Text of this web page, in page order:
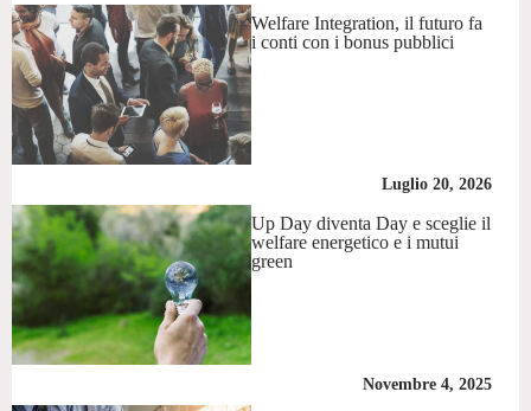
Welfare Integration, il futuro fa
i conti con i bonus pubblici
Luglio 20, 2026
Up Day diventa Day e sceglie il
welfare energetico e i mutui
green
Novembre 4, 2025